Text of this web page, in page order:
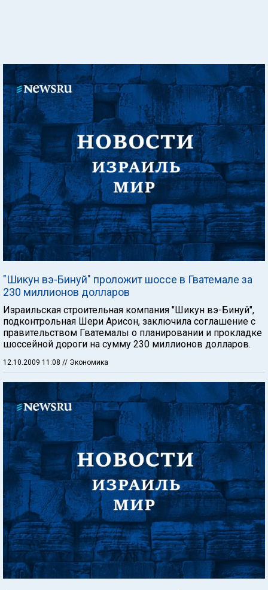
"Шикун вэ-Бинуй" проложит шоссе в Гватемале за
230 миллионов долларов
Израильская строительная компания "Шикун вэ-Бинуй",
подконтрольная Шери Арисон, заключила соглашение с
правительством Гватемалы о планировании и прокладке
шоссейной дороги на сумму 230 миллионов долларов.
12.10.2009 11:08 // Экономика